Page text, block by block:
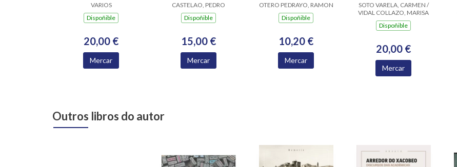
PARADIGMAS E
RETOS EPISTÉMICOS
VARIOS
Dispoñible
20,00 €
Mercar
PARA SUPERAR A
HOMOFOBIA E A
IGREXA
CASTELAO, PEDRO
Dispoñible
15,00 €
Mercar
OTERO PEDRAYO, RAMON
Dispoñible
10,20 €
Mercar
ENCONTRO CON
PILAR WIRTZ
MOLEZUN
SOTO VARELA, CARMEN /
VIDAL COLLAZO, MARISA
Dispoñible
20,00 €
Mercar
Outros libros do autor